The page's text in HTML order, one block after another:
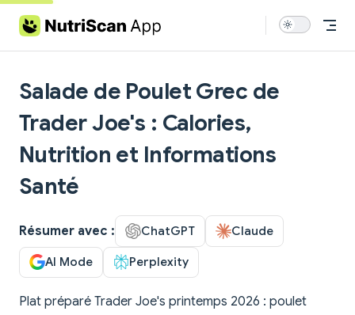
Skip to content
Salade de Poulet Grec de
Trader Joe's : Calories,
Nutrition et Informations
Santé
Résumer avec : ChatGPT Claude
AI Mode Perplexity
Plat préparé Trader Joe's printemps 2026 : poulet